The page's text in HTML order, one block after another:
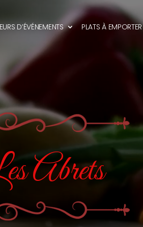
D’ÉVÉNEMENTS PLATS À EMPORTER
Abrets